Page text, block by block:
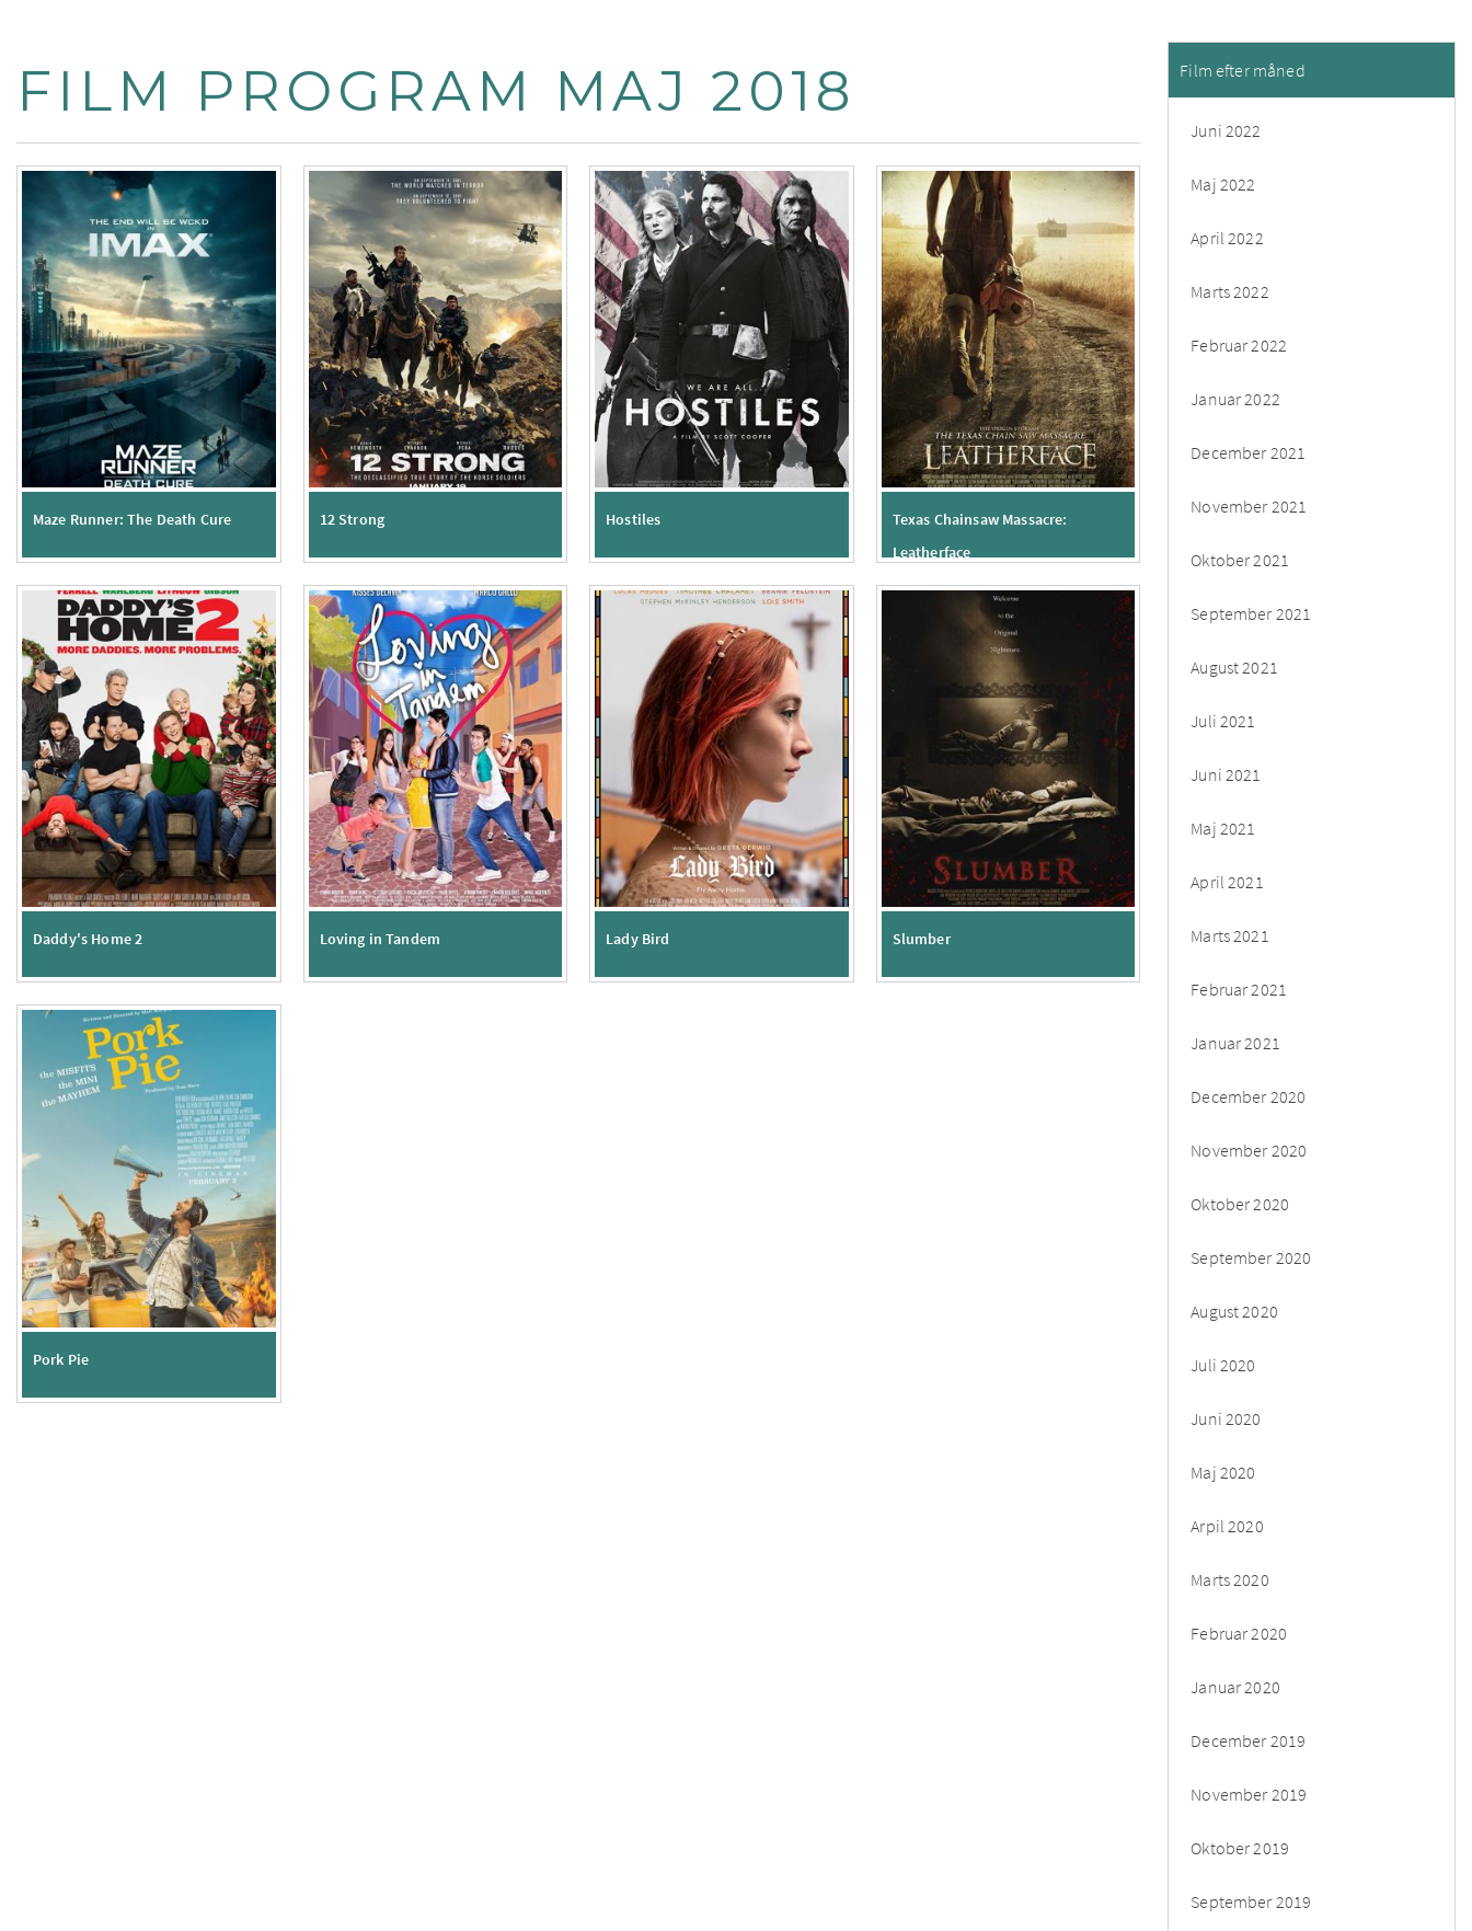
Film efter måned
Juni 2022
Maj 2022
April 2022
Marts 2022
Februar 2022
Januar 2022
December 2021
November 2021
Oktober 2021
September 2021
August 2021
Juli 2021
Juni 2021
Maj 2021
April 2021
Marts 2021
Februar 2021
Januar 2021
December 2020
November 2020
Oktober 2020
September 2020
August 2020
Juli 2020
Juni 2020
Maj 2020
Arpil 2020
Marts 2020
Februar 2020
Januar 2020
December 2019
November 2019
Oktober 2019
September 2019
FILM PROGRAM MAJ 2018
Maze Runner: The Death Cure 12 Strong Hostiles
Texas Chainsaw Massacre:
Leatherface
Daddy's Home 2 Loving in Tandem Lady Bird Slumber
Pork Pie